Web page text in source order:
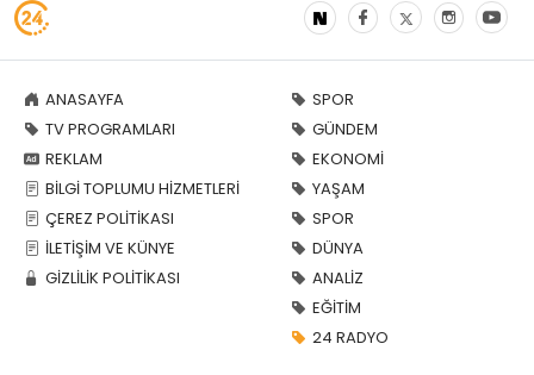
ANASAYFA
TV PROGRAMLARI
REKLAM
BİLGİ TOPLUMU HİZMETLERİ
ÇEREZ POLİTİKASI
İLETİŞİM VE KÜNYE
GİZLİLİK POLİTİKASI
SPOR
GÜNDEM
EKONOMİ
YAŞAM
SPOR
DÜNYA
ANALİZ
EĞİTİM
24 RADYO